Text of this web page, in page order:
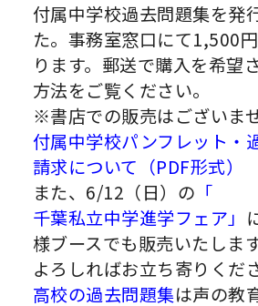
付属中学校過去問題集を発
た。事務室窓口にて1,500
ります。郵送で購入を希望
方法をご覧ください。
※書店での販売はございま
付属中学校パンフレット・
請求について（PDF形式）
また、6/12（日）の 「
千葉私立中学進学フェア」
様ブースでも販売いたします
よろしればお立ち寄りくだ
高校の過去問題集は声の教